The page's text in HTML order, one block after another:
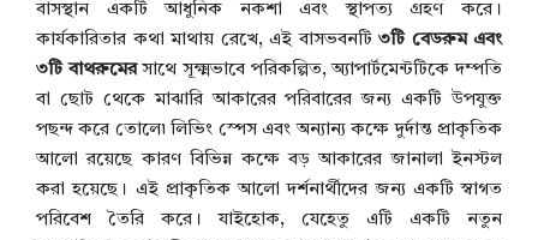
বাসস্থান একটি আধুনিক নকশা এবং স্থাপত্য গ্রহণ করে।
কার্যকারিতার কথা মাথায় রেখে, এই বাসভবনটি ৩টি বেডরুম এবং
৩টি বাথরুমেরসাথে সূক্ষ্মভাবে পরিকল্পিত, অ্যাপার্টমেন্টটিকে দম্পতি
বা ছোট থেকে মাঝারি আকারের পরিবারের জন্য একটি উপযুক্ত
পছন্দ করে তোলে৷ লিভিং স্পেস এবং অন্যান্য কক্ষে দুর্দান্ত প্রাকৃতিক
আলো রয়েছে কারণ বিভিন্ন কক্ষে বড় আকারের জানালা ইনস্টল
করা হয়েছে। এই প্রাকৃতিক আলো দর্শনার্থীদের জন্য একটি স্বাগত
পরিবেশ তৈরি করে। যাইহোক, যেহেতু এটি একটি নতুন